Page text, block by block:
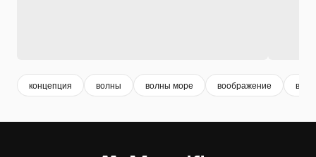
концепция волны волны море воображение